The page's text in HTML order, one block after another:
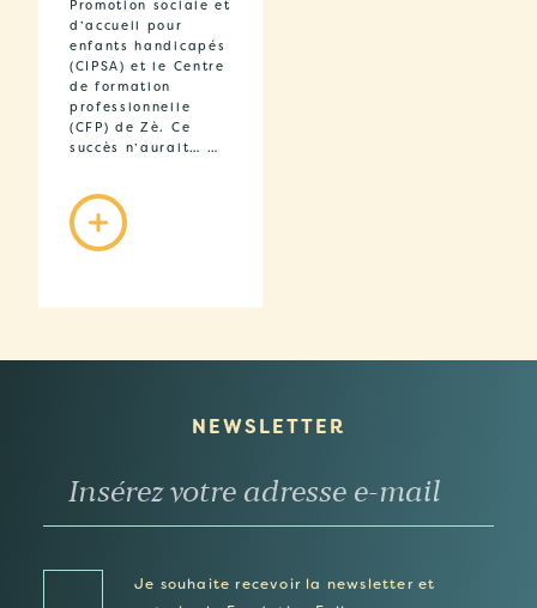
Promotion sociale et
d’accueil pour
enfants handicapés
(CIPSA) et le Centre
de formation
professionnelle
(CFP) de Zè. Ce
succès n’aurait… …
NEWSLETTER
Je souhaite recevoir la newsletter et